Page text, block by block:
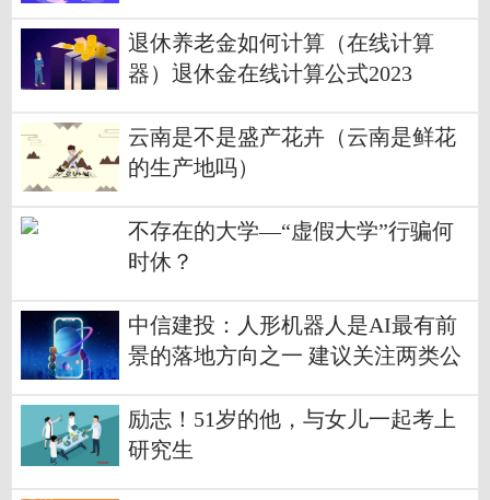
退休养老金如何计算（在线计算
器）退休金在线计算公式2023
云南是不是盛产花卉（云南是鲜花
的生产地吗）
不存在的大学—“虚假大学”行骗何
时休？
中信建投：人形机器人是AI最有前
景的落地方向之一 建议关注两类公
励志！51岁的他，与女儿一起考上
研究生